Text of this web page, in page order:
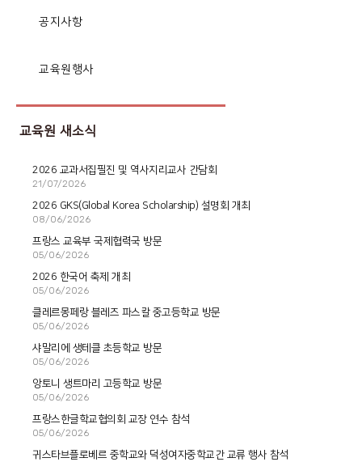
공지사항
교육원행사
교육원 새소식
2026 교과서집필진 및 역사지리교사 간담회
21/07/2026
2026 GKS(Global Korea Scholarship) 설명회 개최
08/06/2026
프랑스 교육부 국제협력국 방문
05/06/2026
2026 한국어 축제 개최
05/06/2026
클레르몽페랑 블레즈 파스칼 중고등학교 방문
05/06/2026
샤말리에 생테클 초등학교 방문
05/06/2026
앙토니 생트마리 고등학교 방문
05/06/2026
프랑스한글학교협의회 교장 연수 참석
05/06/2026
귀스타브플로베르 중학교와 덕성여자중학교간 교류 행사 참석